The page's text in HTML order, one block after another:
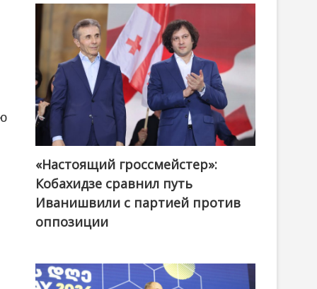
@ქართული ოცნება / Georgian Dream
«Настоящий гроссмейстер»:
Кобахидзе сравнил путь
Иванишвили с партией против
оппозиции